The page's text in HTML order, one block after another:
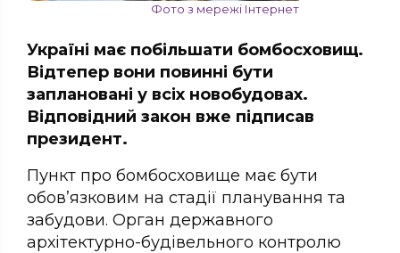
Фото з мережі Інтернет
Україні має побільшати бомбосховищ.
Відтепер вони повинні бути
заплановані у всіх новобудовах.
Відповідний закон вже підписав
президент.
Пункт про бомбосховище має бути
обов’язковим на стадії планування та
забудови. Орган державного
архітектурно-будівельного контролю